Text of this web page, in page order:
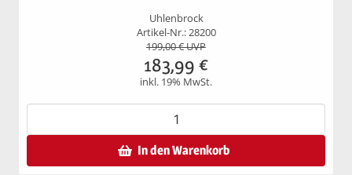
Uhlenbrock
Artikel-Nr.: 28200
199,00€ UVP
183,99 €
inkl. 19% MwSt.
In den Warenkorb